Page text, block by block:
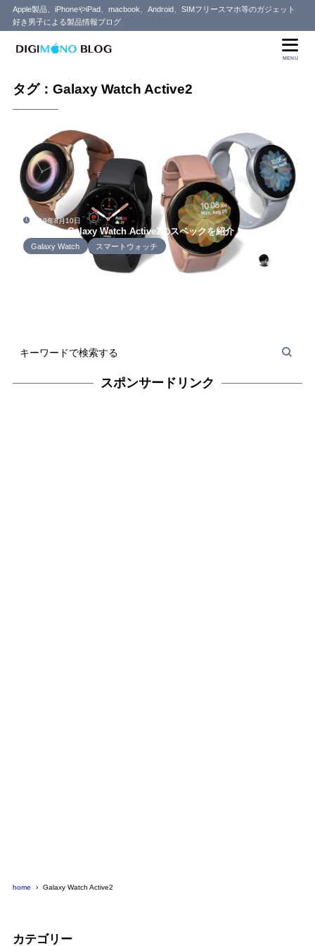
Apple製品、iPhoneやiPad、macbook、Android、SIMフリースマホ等のガジェット
好き男子による製品情報ブログ
MENU
タグ：Galaxy Watch Active2
2019年8月10日
Samsung Galaxy Watch Active2のスペックを紹介！
Galaxy Watch スマートウォッチ
スポンサードリンク
home Galaxy Watch Active2
カテゴリー